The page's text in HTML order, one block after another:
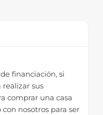
financiación, si
sus
comprar una casa
nosotros para ser